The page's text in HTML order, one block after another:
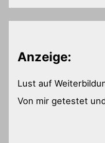
Anzeige:
Lust auf
Von mir getestet